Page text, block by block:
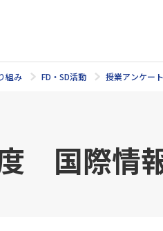
組み FD・SD活動 授業アンケート
国際情